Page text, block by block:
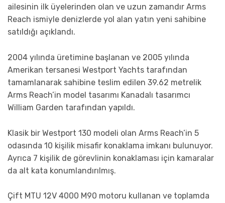
ailesinin ilk üyelerinden olan ve uzun zamandır Arms
Reach ismiyle denizlerde yol alan yatın yeni sahibine
satıldığı açıklandı.
2004 yılında üretimine başlanan ve 2005 yılında
Amerikan tersanesi Westport Yachts tarafından
tamamlanarak sahibine teslim edilen 39.62 metrelik
Arms Reach’in model tasarımı Kanadalı tasarımcı
William Garden tarafından yapıldı.
Klasik bir Westport 130 modeli olan Arms Reach’in 5
odasında 10 kişilik misafir konaklama imkanı bulunuyor.
Ayrıca 7 kişilik de görevlinin konaklaması için kamaralar
da alt kata konumlandırılmış.
Çift MTU 12V 4000 M90 motoru kullanan ve toplamda